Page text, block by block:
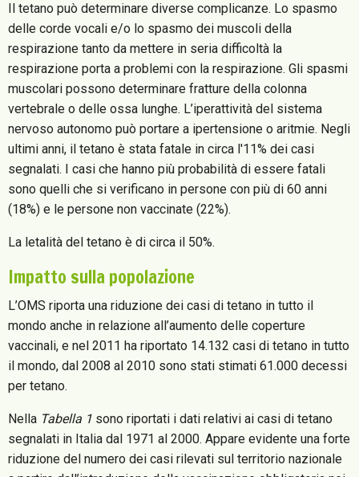
Il tetano può determinare diverse complicanze. Lo spasmo
delle corde vocali e/o lo spasmo dei muscoli della
respirazione tanto da mettere in seria difficoltà la
respirazione porta a problemi con la respirazione. Gli spasmi
muscolari possono determinare fratture della colonna
vertebrale o delle ossa lunghe. L’iperattività del sistema
nervoso autonomo può portare a ipertensione o aritmie. Negli
ultimi anni, il tetano è stata fatale in circa l'11% dei casi
segnalati. I casi che hanno più probabilità di essere fatali
sono quelli che si verificano in persone con più di 60 anni
(18%) e le persone non vaccinate (22%).
La letalità del tetano è di circa il 50%.
Impatto sulla popolazione
L’OMS riporta una riduzione dei casi di tetano in tutto il
mondo anche in relazione all’aumento delle coperture
vaccinali, e nel 2011 ha riportato 14.132 casi di tetano in tutto
il mondo, dal 2008 al 2010 sono stati stimati 61.000 decessi
per tetano.
Nella Tabella 1 sono riportati i dati relativi ai casi di tetano
segnalati in Italia dal 1971 al 2000. Appare evidente una forte
riduzione del numero dei casi rilevati sul territorio nazionale